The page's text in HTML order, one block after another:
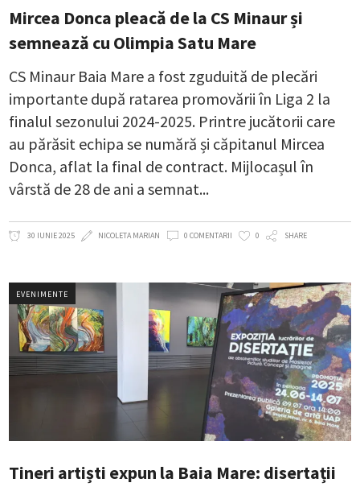
Mircea Donca pleacă de la CS Minaur și
semnează cu Olimpia Satu Mare
CS Minaur Baia Mare a fost zguduită de plecări
importante după ratarea promovării în Liga 2 la
finalul sezonului 2024-2025. Printre jucătorii care
au părăsit echipa se numără și căpitanul Mircea
Donca, aflat la final de contract. Mijlocașul în
vârstă de 28 de ani a semnat
30 IUNIE 2025 NICOLETA MARIAN 0 COMENTARII 0 SHARE
EVENIMENTE
Tineri artiști expun la Baia Mare: disertații